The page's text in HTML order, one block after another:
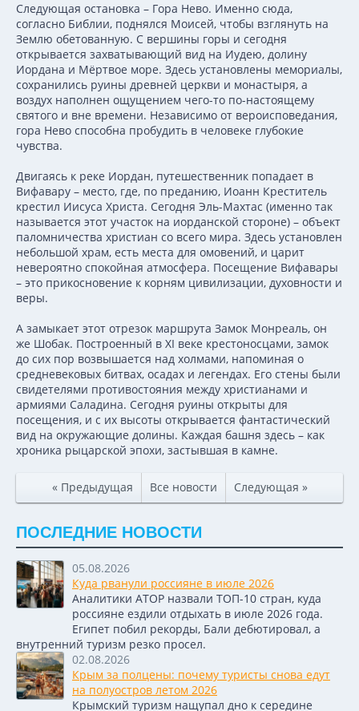
Следующая остановка – Гора Нево. Именно сюда,
согласно Библии, поднялся Моисей, чтобы взглянуть на
Землю обетованную. С вершины горы и сегодня
открывается захватывающий вид на Иудею, долину
Иордана и Мёртвое море. Здесь установлены мемориалы,
сохранились руины древней церкви и монастыря, а
воздух наполнен ощущением чего-то по-настоящему
святого и вне времени. Независимо от вероисповедания,
гора Нево способна пробудить в человеке глубокие
чувства.
Двигаясь к реке Иордан, путешественник попадает в
Вифавару – место, где, по преданию, Иоанн Креститель
крестил Иисуса Христа. Сегодня Эль-Махтас (именно так
называется этот участок на иорданской стороне) – объект
паломничества христиан со всего мира. Здесь установлен
небольшой храм, есть места для омовений, и царит
невероятно спокойная атмосфера. Посещение Вифавары
– это прикосновение к корням цивилизации, духовности и
веры.
А замыкает этот отрезок маршрута Замок Монреаль, он
же Шобак. Построенный в XI веке крестоносцами, замок
до сих пор возвышается над холмами, напоминая о
средневековых битвах, осадах и легендах. Его стены были
свидетелями противостояния между христианами и
армиями Саладина. Сегодня руины открыты для
посещения, и с их высоты открывается фантастический
вид на окружающие долины. Каждая башня здесь – как
хроника рыцарской эпохи, застывшая в камне.
« Предыдущая Все новости Следующая »
ПОСЛЕДНИЕ НОВОСТИ
05.08.2026
Куда рванули россияне в июле 2026
Аналитики АТОР назвали ТОП-10 стран, куда
россияне ездили отдыхать в июле 2026 года.
Египет побил рекорды, Бали дебютировал, а
внутренний туризм резко просел.
02.08.2026
Крым за полцены: почему туристы снова едут
на полуостров летом 2026
Крымский туризм нащупал дно к середине